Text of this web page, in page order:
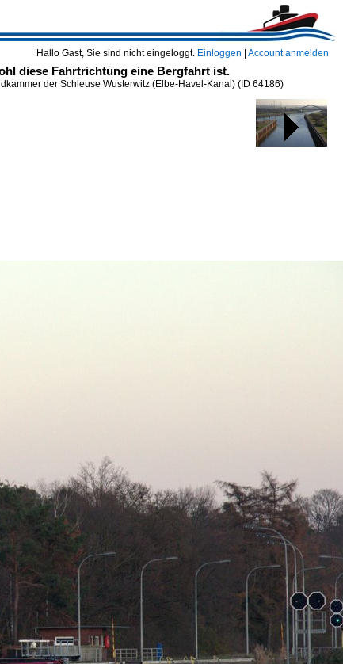
Hallo Gast, Sie sind nicht eingeloggt. Einloggen Account anmelden
diese Fahrtrichtung eine Bergfahrt ist.
der Schleuse Wusterwitz (Elbe-Havel-Kanal) (ID 64186)